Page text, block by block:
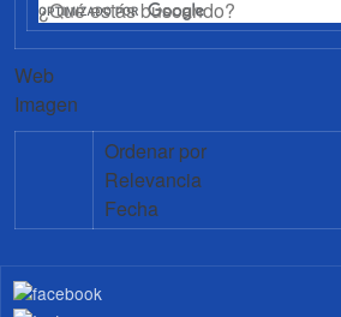
Web
Imagen
Ordenar por
Relevancia
Fecha